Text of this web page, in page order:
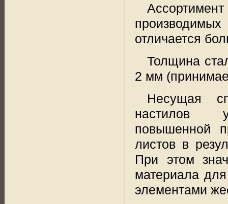
отличается
Толщина
2 мм
Несущая
настилов
повышенной
листов в
При этом
материала
элементами